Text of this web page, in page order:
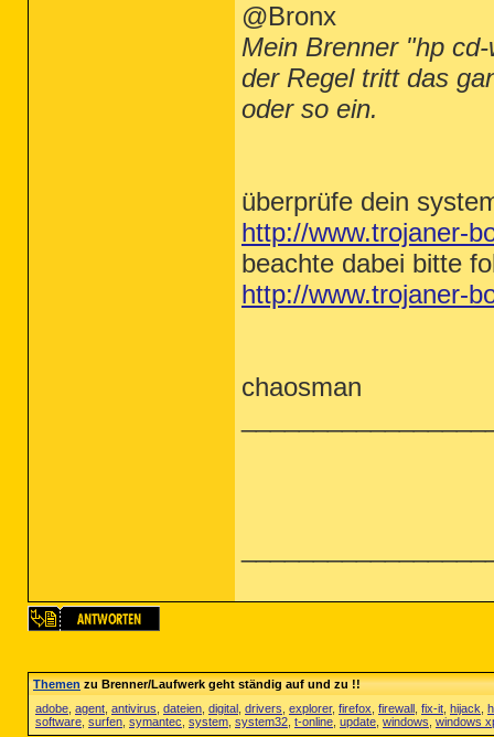
@Bronx
Mein Brenner "hp
der Regel tritt das
oder so ein.
überprüfe dein
http://www.trojaner-
beachte dabei bitte
http://www.trojaner-
chaosman
Themenzu Brenner/Laufwerk geht ständig auf und zu !!
adobe agent antivirus dateien digital drivers explorer, firefox firewall fix-it hijack
software surfen symantec system system32 t-online update windows windows